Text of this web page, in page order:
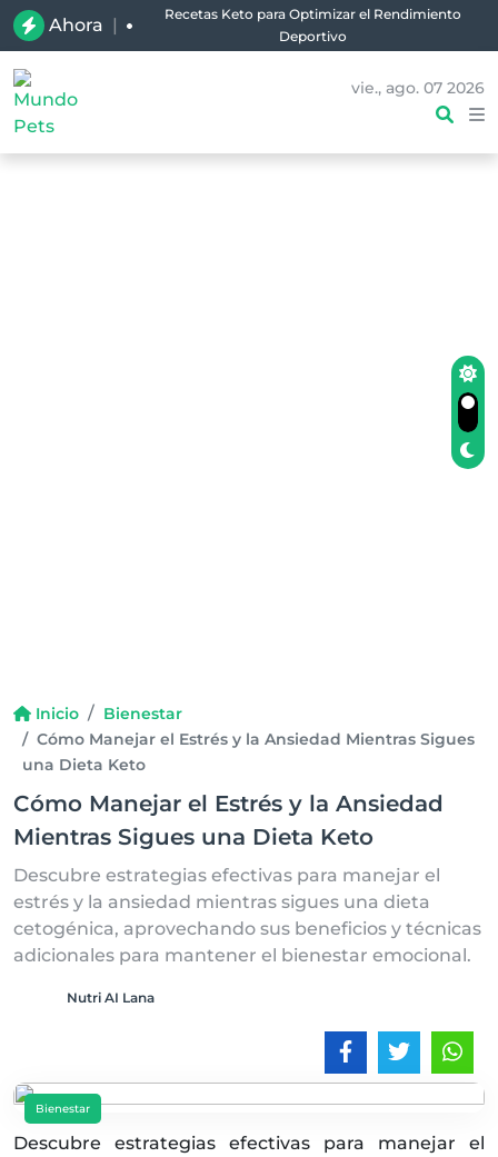
Ahora |
Recetas Keto para Optimizar el Rendimiento
Deportivo
vie., ago. 07 2026
Inicio
Bienestar
Cómo Manejar el Estrés y la Ansiedad Mientras Sigues
una Dieta Keto
Cómo Manejar el Estrés y la Ansiedad
Mientras Sigues una Dieta Keto
Descubre estrategias efectivas para manejar el
estrés y la ansiedad mientras sigues una dieta
cetogénica, aprovechando sus beneficios y técnicas
adicionales para mantener el bienestar emocional.
Nutri AI Lana
Bienestar
Descubre estrategias efectivas para manejar el